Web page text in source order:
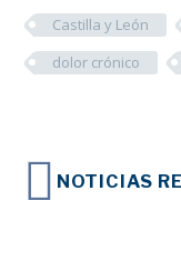
Castilla y León
dolor crónico
NOTICIAS